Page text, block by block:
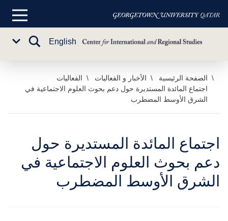
تخطي
المحتوى
الرئيسي
القائمة
English
تبديل
الصفحة الرئيسية الأخبار و الفعاليات
الفعاليات
اجتماع المائدة المستديرة حول دعم بحوث العلوم الاجتماعية في
الشرق الأوسط المضطرب
اجتماع المائدة المستديرة حول
دعم بحوث العلوم الاجتماعية في
الشرق الأوسط المضطرب